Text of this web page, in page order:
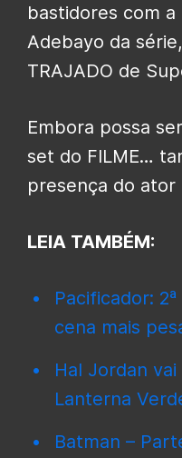
bastidores com
Adebayo da
TRAJADO de
Embora possa
set do FILME…
presença do ator
LEIA TAMBÉM:
Pacificador:
cena mais
Hal Jordan
Lanterna
Batman –